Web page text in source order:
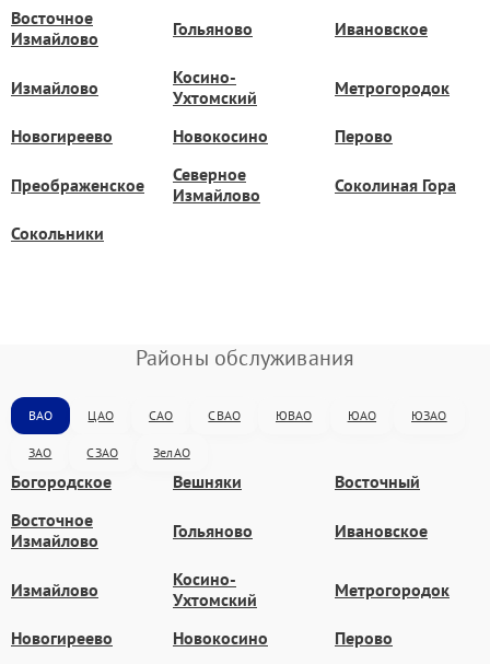
Восточное
Измайлово
Гольяново Ивановское
Измайлово
Косино-
Ухтомский
Метрогородок
Новогиреево Новокосино Перово
Преображенское
Северное
Измайлово
Соколиная Гора
Сокольники
Районы обслуживания
ВАО ЦАО САО СВАО ЮВАО ЮАО ЮЗАО
ЗАО СЗАО ЗелАО
Богородское Вешняки
Восточный
Восточное
Измайлово
Гольяново Ивановское
Измайлово
Косино-
Ухтомский
Метрогородок
Новогиреево Новокосино Перово